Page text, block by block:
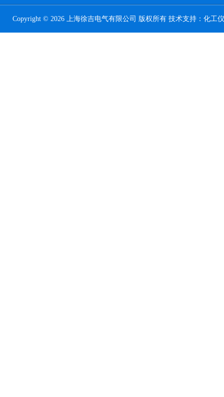
Copyright © 2026 上海徐吉电气有限公司 版权所有 技术支持： 化工